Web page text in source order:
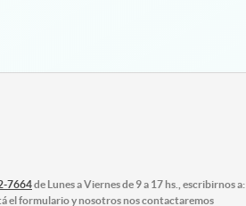
7664de Lunes a Viernes de 9 a 17 hs., escribirnos a:
el formulario y nosotros nos contactaremos